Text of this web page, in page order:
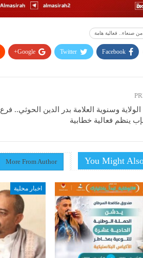
من صنعاء.. فعالية هامة
Facebook
Twitter
Google+
وسنوية العلامة بدر الدين الحوثي.. فرع
ينظم فعالية خطابية
You Might
More From Author
اخبار محلية